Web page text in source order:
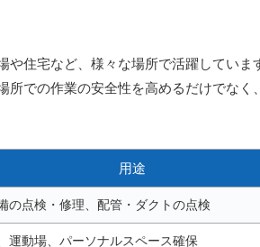
や住宅など、様々な場所で活躍してい
所での作業の安全性を高めるだけでな
用途
の点検・修理、配管・ダクトの点検
運動場、パーソナルスペース確保